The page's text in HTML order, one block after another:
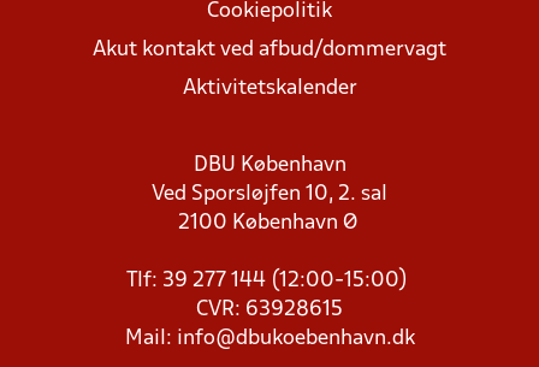
Cookiepolitik
Akut kontakt ved afbud/dommervagt
Aktivitetskalender
DBU København
Ved Sporsløjfen 10, 2. sal
2100 København Ø
Tlf: 39 277 144 (12:00-15:00)
CVR: 63928615
Mail: info@dbukoebenhavn.dk